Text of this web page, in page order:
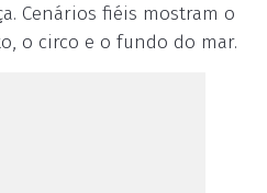
Cenários fiéis mostram o
o circo e o fundo do mar.